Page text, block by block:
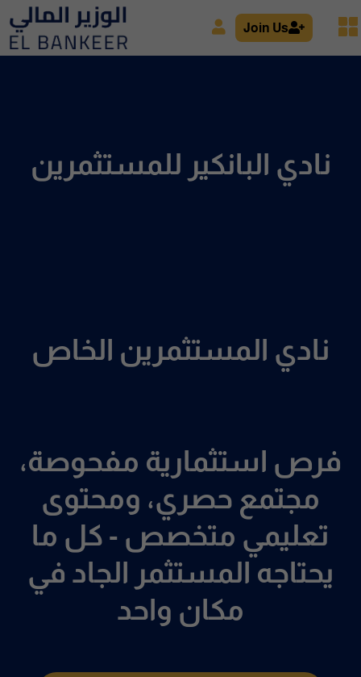
Join Us
نادي البانكير للمستثمرين
نادي المستثمرين الخاص
فرص استثمارية مفحوصة،
مجتمع حصري، ومحتوى
تعليمي متخصص - كل ما
يحتاجه المستثمر الجاد في
مكان واحد